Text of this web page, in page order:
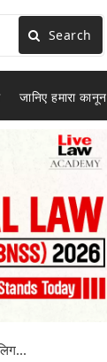
Search
जानिए हमारा कानून